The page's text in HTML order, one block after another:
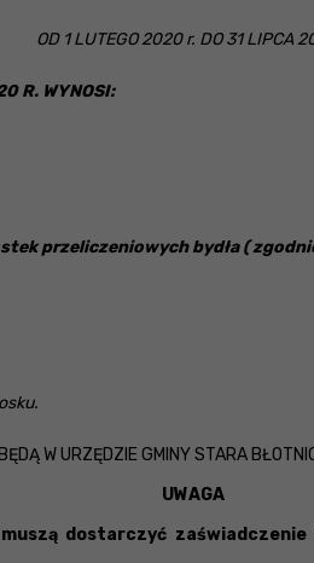
OD 1 LUTEGO 2020 r. DO 31 LIPCA
R. WYNOSI:
przeliczeniowych bydła (
W URZĘDZIE GMINY STARA
UWAGA
dostarczyć zaświadczenie